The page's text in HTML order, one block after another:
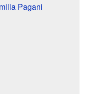
Pagani